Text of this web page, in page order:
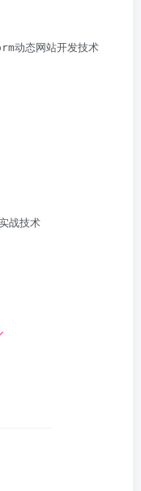
动态网站开发技术
战技术
级编程知识点扩展
户控件.mp4 430.97M